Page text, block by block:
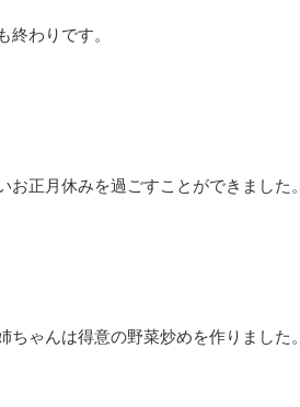
終わりです。
お正月休みを過ごすことができました。
ちゃんは得意の野菜炒めを作りました。